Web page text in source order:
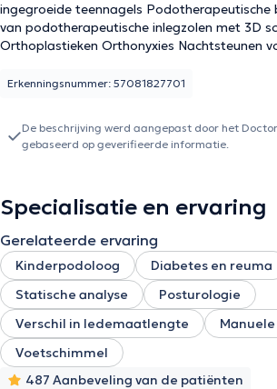
ingegroeide teennagels Podotherapeutische
van podotherapeutische inlegzolen met 3D
Orthoplastieken Orthonyxies Nachtsteunen
Erkenningsnummer: 57081827701
De beschrijving werd aangepast door het
gebaseerd op geverifieerde informatie.
Specialisatie en ervaring
Gerelateerde ervaring
Kinderpodoloog
Diabetes en reuma
Statische analyse
Posturologie
Verschil in ledemaatlengte
Voetschimmel
487 Aanbeveling van de patiënten